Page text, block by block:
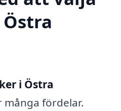
i Östra
många fördelar.